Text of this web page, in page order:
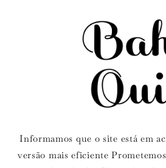
Informamos que o site está em
versão mais eficiente